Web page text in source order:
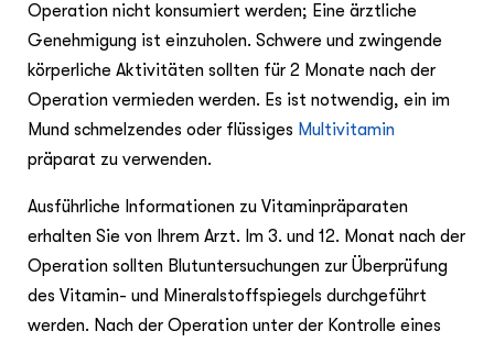
Operation nicht konsumiert werden; Eine ärztliche
Genehmigung ist einzuholen. Schwere und zwingende
körperliche Aktivitäten sollten für 2 Monate nach der
Operation vermieden werden. Es ist notwendig, ein im
Mund schmelzendes oder flüssiges Multivitamin
präparat zu verwenden.
Ausführliche Informationen zu Vitaminpräparaten
erhalten Sie von Ihrem Arzt. Im 3. und 12. Monat nach der
Operation sollten Blutuntersuchungen zur Überprüfung
des Vitamin- und Mineralstoffspiegels durchgeführt
werden. Nach der Operation unter der Kontrolle eines